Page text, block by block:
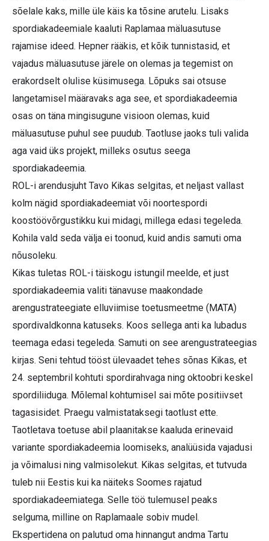
sõelale kaks, mille üle käis ka tõsine arutelu. Lisaks
spordiakadeemiale kaaluti Raplamaa mäluasutuse
rajamise ideed. Hepner rääkis, et kõik tunnistasid, et
vajadus mäluasutuse järele on olemas ja tegemist on
erakordselt olulise küsimusega. Lõpuks sai otsuse
langetamisel määravaks aga see, et spordiakadeemia
osas on täna mingisugune visioon olemas, kuid
mäluasutuse puhul see puudub. Taotluse jaoks tuli valida
aga vaid üks projekt, milleks osutus seega
spordiakadeemia.
ROL-i arendusjuht Tavo Kikas selgitas, et neljast vallast
kolm nägid spordiakadeemiat või noortespordi
koostöövõrgustikku kui midagi, millega edasi tegeleda.
Kohila vald seda välja ei toonud, kuid andis samuti oma
nõusoleku.
Kikas tuletas ROL-i täiskogu istungil meelde, et just
spordiakadeemia valiti tänavuse maakondade
arengustrateegiate elluviimise toetusmeetme (MATA)
spordivaldkonna katuseks. Koos sellega anti ka lubadus
teemaga edasi tegeleda. Samuti on see arengustrateegias
kirjas. Seni tehtud tööst ülevaadet tehes sõnas Kikas, et
24. septembril kohtuti spordirahvaga ning oktoobri keskel
spordiliiduga. Mõlemal kohtumisel sai mõte positiivset
tagasisidet. Praegu valmistataksegi taotlust ette.
Taotletava toetuse abil plaanitakse kaaluda erinevaid
variante spordiakadeemia loomiseks, analüüsida vajadusi
ja võimalusi ning valmisolekut. Kikas selgitas, et tutvuda
tuleb nii Eestis kui ka näiteks Soomes rajatud
spordiakadeemiatega. Selle töö tulemusel peaks
selguma, milline on Raplamaale sobiv mudel.
Ekspertidena on palutud oma hinnangut andma Tartu